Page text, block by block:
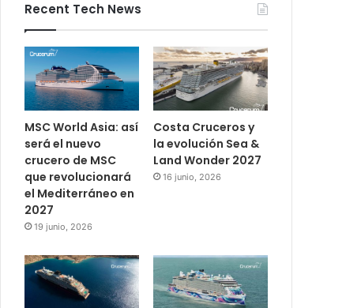
Recent Tech News
MSC World Asia: así
será el nuevo
crucero de MSC
que revolucionará
el Mediterráneo en
2027
19 junio, 2026
Costa Cruceros y
la evolución Sea &
Land Wonder 2027
16 junio, 2026